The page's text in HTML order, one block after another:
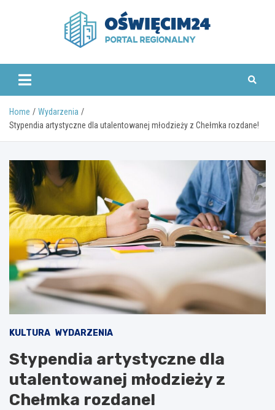
www.oswiecim24.pl
Home
Wydarzenia
Stypendia artystyczne dla utalentowanej młodzieży z Chełmka rozdane!
KULTURA WYDARZENIA
Stypendia artystyczne dla
utalentowanej młodzieży z
Chełmka rozdane!